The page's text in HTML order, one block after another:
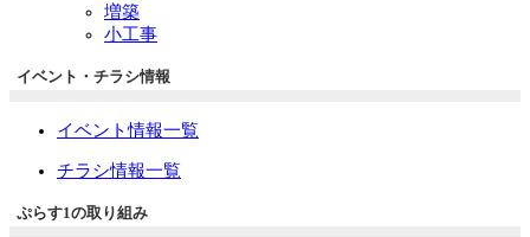
増築
小工事
イベント・チラシ情報
イベント情報一覧
チラシ情報一覧
ぷらす1の取り組み